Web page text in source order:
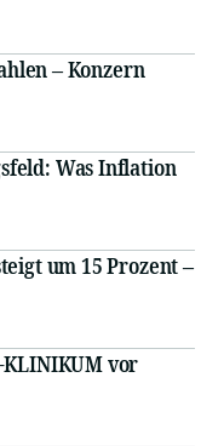
– Konzern
Was Inflation
um 15 Prozent –
vor